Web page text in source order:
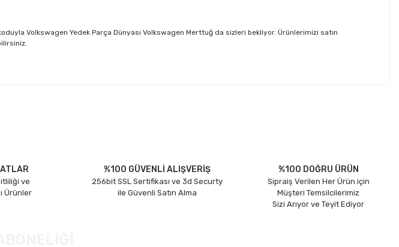
Volkswagen Yedek Parça Dünyası Volkswagen Merttuğ da sizleri bekliyor. Ürünlerimizi satın
ve
Ürünler
%100 GÜVENLİ ALIŞVERİŞ
256bit SSL Sertifikası ve 3d Securty
ile Güvenli Satın Alma
%100 DOĞRU ÜRÜN
Sipraiş Verilen Her Ürün için
Müşteri Temsilcilerimiz
Sizi Arıyor ve Teyit Ediyor